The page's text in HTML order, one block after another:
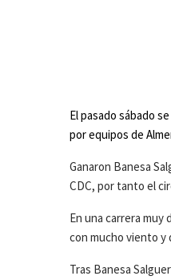
El pasado sábado
por equipos de
Ganaron Banesa
CDC, por tanto el
En una carrera
con mucho viento
Tras Banesa